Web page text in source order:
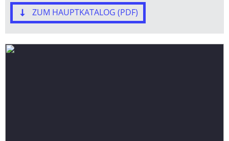
ZUM HAUPTKATALOG (PDF)